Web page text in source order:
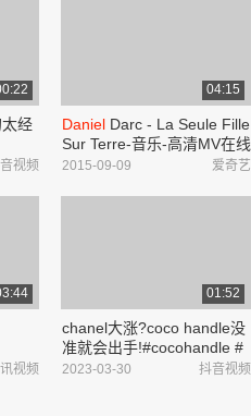
经
艺
视频
04:15
Daniel Darc - La Seule Fille
Sur Terre-音乐-高清MV在线
观看–爱奇艺
爱奇艺
2015-09-09
视频
01:52
chanel大涨?coco handle没
准就会出手!#cocohandle #
香奈儿 #中古种草指南抖音视频
2023-03-30